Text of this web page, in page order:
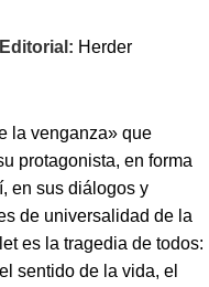
Editorial: Herder
la venganza» que
protagonista, en forma
en sus diálogos y
de universalidad de la
es la tragedia de todos:
sentido de la vida, el